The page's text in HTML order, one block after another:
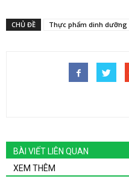
CHỦ ĐỀ Thực phẩm dinh dưỡng
BÀI VIẾT LIÊN QUAN
XEM THÊM